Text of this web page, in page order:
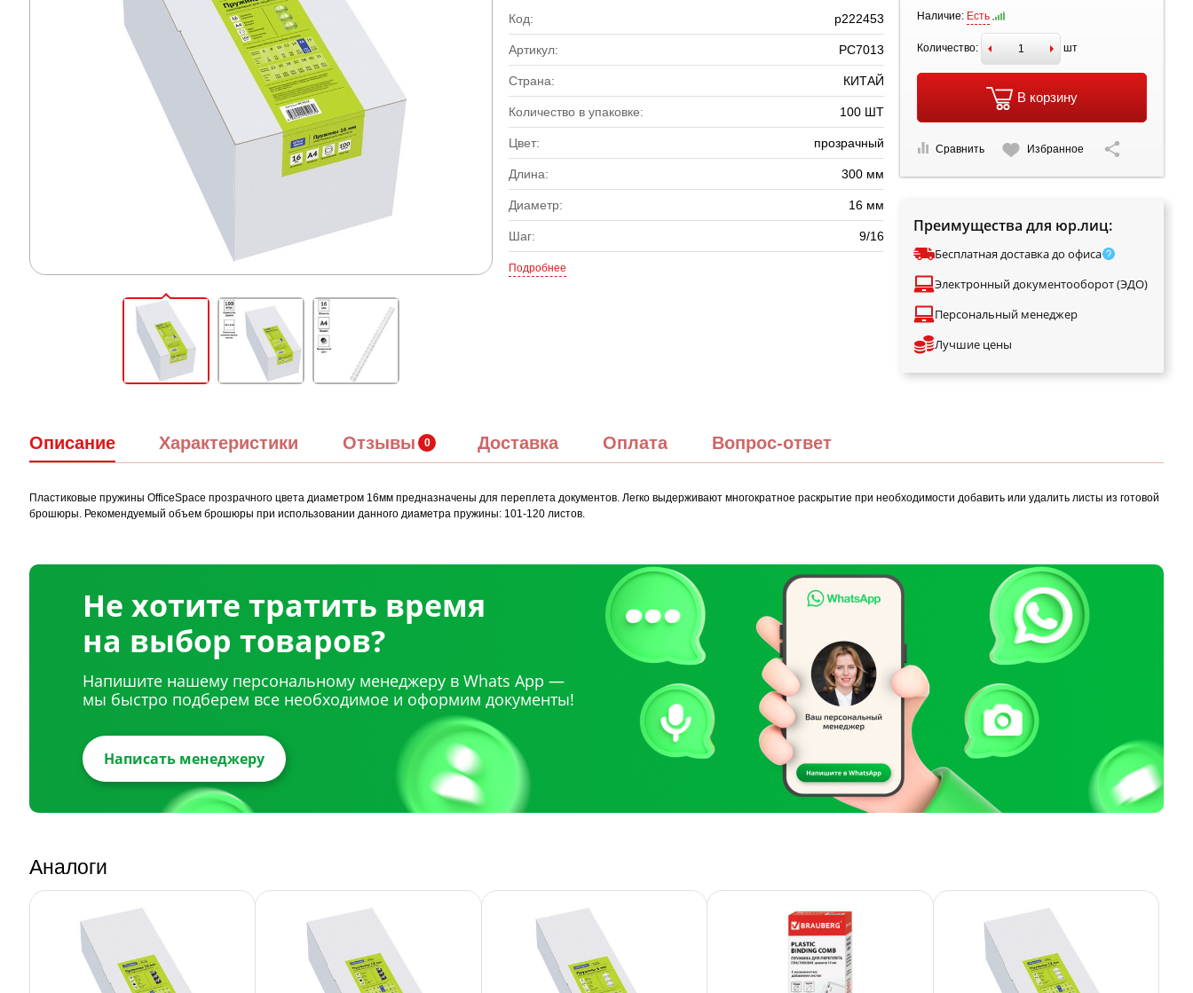
Код: р222453
Артикул: PC7013
Страна: КИТАЙ
Количество в упаковке: 100 ШТ
Цвет: прозрачный
Длина: 300 мм
Диаметр: 16 мм
Шаг: 9/16
Подробнее
Наличие: Есть
Количество: шт
В корзину
Сравнить Избранное
Преимущества для юр.лиц:
Бесплатная доставка до офиса
Электронный документооборот (ЭДО)
Персональный менеджер
Лучшие цены
Описание Характеристики Отзывы Доставка Оплата Вопрос-ответ
Пластиковые пружины OfficeSpace прозрачного цвета диаметром 16мм предназначены для переплета документов. Легко выдерживают многократное раскрытие при необходимости добавить или удалить листы из готовой
брошюры. Рекомендуемый объем брошюры при использовании данного диаметра пружины: 101-120 листов.
Не хотите тратить время
на выбор товаров?
Напишите нашему персональному менеджеру в Whats App —
мы быстро подберем все необходимое и оформим документы!
Написать менеджеру
Аналоги